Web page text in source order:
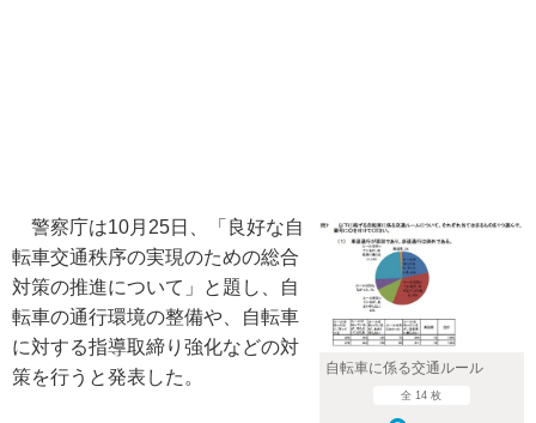
自転車に係る交通ルール
全 14 枚
警察庁は10月25日、「良好な自
転車交通秩序の実現のための総合
対策の推進について」と題し、自
転車の通行環境の整備や、自転車
に対する指導取締り強化などの対
策を行うと発表した。